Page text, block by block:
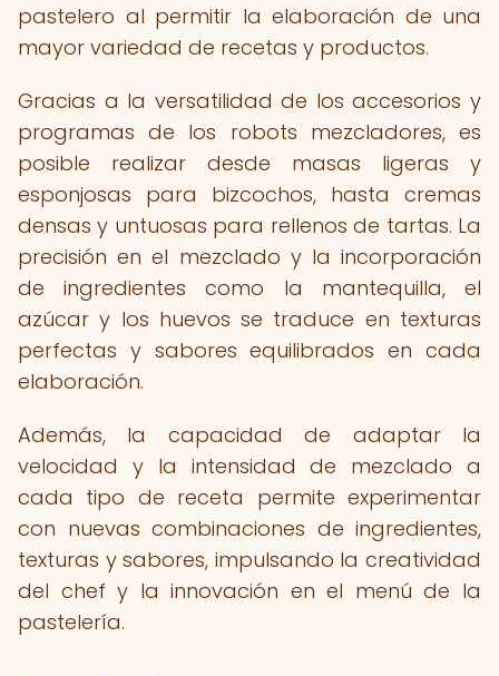
pastelero al permitir la elaboración de una
mayor variedad de recetas y productos.
Gracias a la versatilidad de los accesorios y
programas de los robots mezcladores, es
posible realizar desde masas ligeras y
esponjosas para bizcochos, hasta cremas
densas y untuosas para rellenos de tartas. La
precisión en el mezclado y la incorporación
de ingredientes como la mantequilla, el
azúcar y los huevos se traduce en texturas
perfectas y sabores equilibrados en cada
elaboración.
Además, la capacidad de adaptar la
velocidad y la intensidad de mezclado a
cada tipo de receta permite experimentar
con nuevas combinaciones de ingredientes,
texturas y sabores, impulsando la creatividad
del chef y la innovación en el menú de la
pastelería.